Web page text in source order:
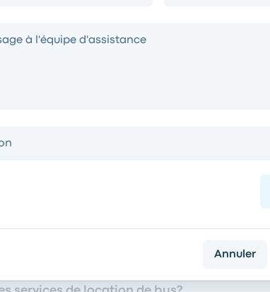
FAQ
?
mon code de réduction ?
réductions spéciales pour les étudiants ou
un colis avec Busbud ?
à l'équipe d'assistance
Annuler